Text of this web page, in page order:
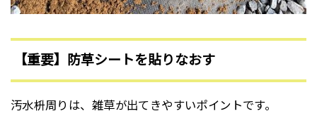
【重要】防草シートを貼りなおす
汚水枡周りは、雑草が出てきやすいポイントです。